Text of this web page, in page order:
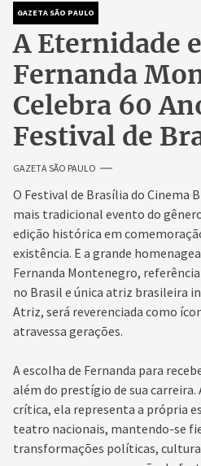
GAZETA SÃO PAULO
A Eternidade
Fernanda
Celebra 60
Festival de
GAZETA SÃO PAULO
O Festival de Brasília do Cinema
mais tradicional evento do
edição histórica em
existência. E a grande
Fernanda Montenegro,
no Brasil e única atriz brasileira
Atriz, será reverenciada como
atravessa gerações.
A escolha de Fernanda para
além do prestígio de sua carreira.
crítica, ela representa a própria
teatro nacionais, mantendo-se
transformações políticas,